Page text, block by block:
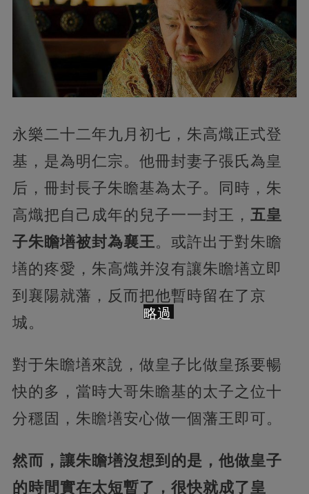
永樂二十二年九月初七，朱高熾正式登
基，是為明仁宗。他冊封妻子張氏為皇
后，冊封長子朱瞻基為太子。同時，朱
高熾把自己成年的兒子一一封王， 五皇
子朱瞻墡被封為襄王。或許出于對朱瞻
墡的疼愛，朱高熾并沒有讓朱瞻墡立即
到襄陽就藩，反而把他暫時留在了京
城。
對于朱瞻墡來說，做皇子比做皇孫要暢
快的多，當時大哥朱瞻基的太子之位十
分穩固，朱瞻墡安心做一個藩王即可。
然而，讓朱瞻墡沒想到的是，他做皇子
的時間實在太短暫了，很快就成了皇
略過